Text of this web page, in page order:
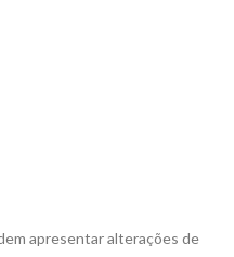
apresentar alterações de